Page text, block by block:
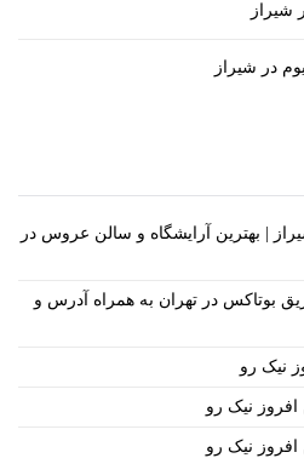
شیراز
در شیراز
| بهترین آرایشگاه و سالن عروس در
بوتاکس در تهران به همراه آدرس و
نیک رو
نیک رو
نیک رو